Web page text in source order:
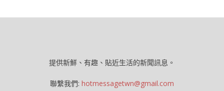
提供新鮮、有趣、貼近生活的新聞訊息。
聯繫我們: hotmessagetwn@gmail.com